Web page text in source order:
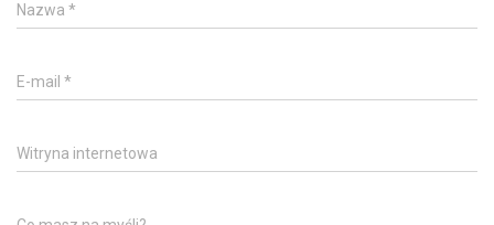
Nazwa *
E-mail *
Witryna internetowa